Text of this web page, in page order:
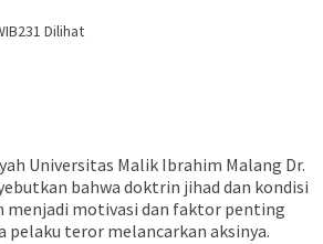
231 Dilihat
Universitas Malik Ibrahim Malang Dr.
bahwa doktrin jihad dan kondisi
menjadi motivasi dan faktor penting
pelaku teror melancarkan aksinya.